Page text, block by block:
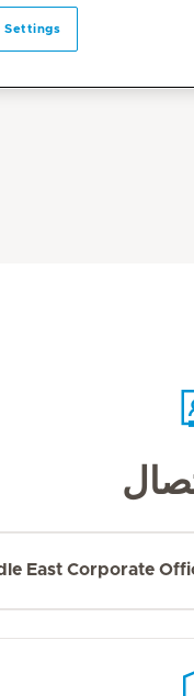
East Corporate
Settings